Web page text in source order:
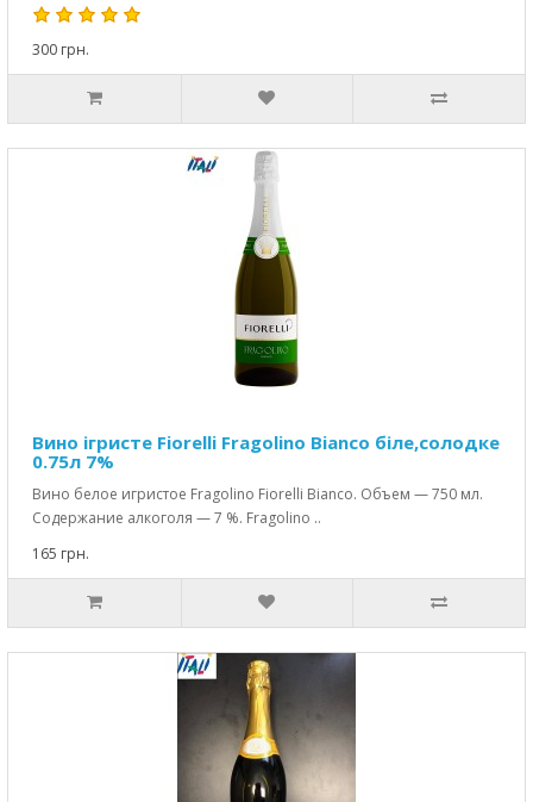
300 грн.
Вино ігристе Fiorelli Fragolino Bianco біле,солодке
0.75л 7%
Вино белое игристое Fragolino Fiorelli Bianco. Объем — 750 мл.
Содержание алкоголя — 7 %. Fragolino ..
165 грн.